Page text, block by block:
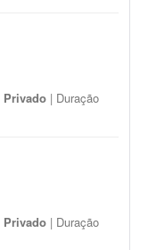
Privado | Duração
Privado | Duração